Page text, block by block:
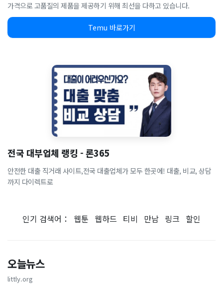
가격으로 고품질의 제품을 제공하기 위해 최선을 다하고 있습니다.
Temu 바로가기
전국 대부업체 랭킹 - 론365
안전한 대출 직거래 사이트,전국 대출업체가 모두 한곳에! 대출, 비교, 상담
까지 다이렉트로
인기 검색어： 웹툰 웹하드 티비 만남 링크 할인
오늘뉴스
littly.org